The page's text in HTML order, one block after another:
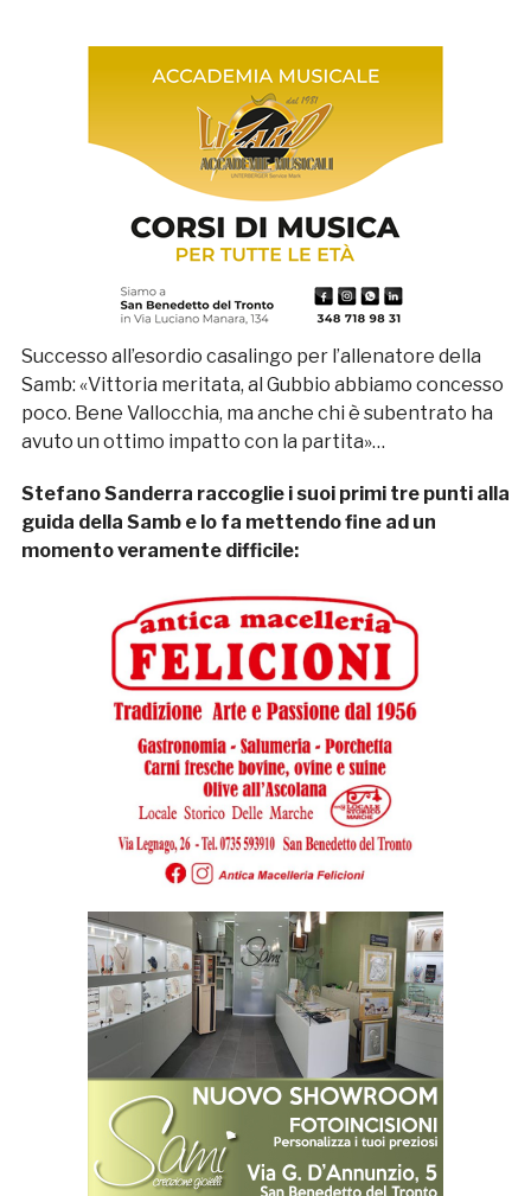
Successo all’esordio casalingo per l’allenatore della
Samb: «Vittoria meritata, al Gubbio abbiamo concesso
poco. Bene Vallocchia, ma anche chi è subentrato ha
avuto un ottimo impatto con la partita»…
Stefano Sanderra raccoglie i suoi primi tre punti alla
guida della Samb e lo fa mettendo fine ad un
momento veramente difficile: